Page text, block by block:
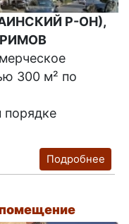
Р-ОН),
300 м² по
порядке
Подробнее